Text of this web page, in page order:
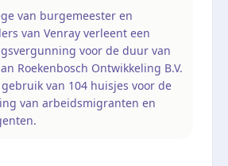
van burgemeester en
van Venray verleent een
voor de duur van
Roekenbosch Ontwikkeling B.V.
van 104 huisjes voor de
van arbeidsmigranten en